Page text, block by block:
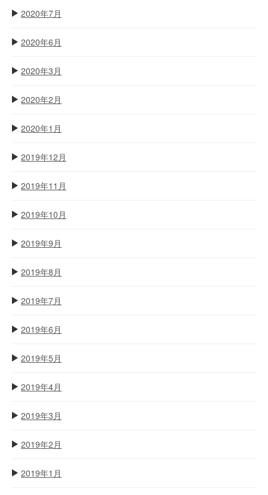
2020年7月
2020年6月
2020年3月
2020年2月
2020年1月
2019年12月
2019年11月
2019年10月
2019年9月
2019年8月
2019年7月
2019年6月
2019年5月
2019年4月
2019年3月
2019年2月
2019年1月